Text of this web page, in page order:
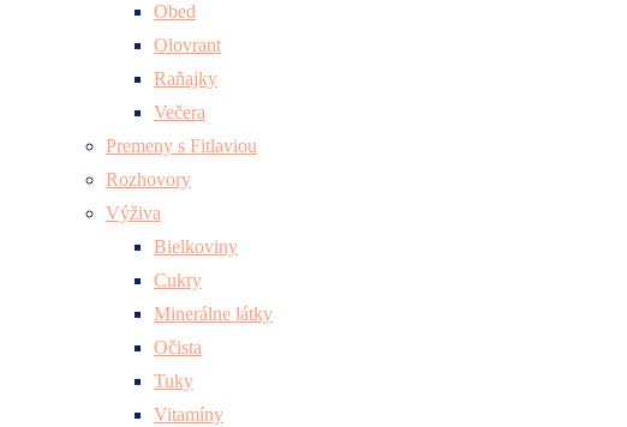
Obed
Olovrant
Raňajky
Večera
Premeny s Fitlaviou
Rozhovory
Výživa
Bielkoviny
Cukry
Minerálne látky
Očista
Tuky
Vitamíny